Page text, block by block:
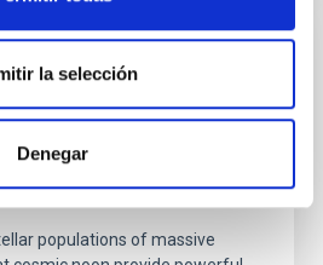
la selección
Denegar
quenching in quiescent
from JWST-
populations of massive